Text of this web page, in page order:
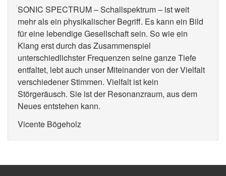
SONIC SPECTRUM – Schallspektrum – ist weit
mehr als ein physikalischer Begriff. Es kann ein Bild
für eine lebendige Gesellschaft sein. So wie ein
Klang erst durch das Zusammenspiel
unterschiedlichster Frequenzen seine ganze Tiefe
entfaltet, lebt auch unser Miteinander von der Vielfalt
verschiedener Stimmen. Vielfalt ist kein
Störgeräusch. Sie ist der Resonanzraum, aus dem
Neues entstehen kann.
Vicente Bögeholz